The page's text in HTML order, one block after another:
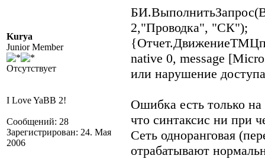
Kurya
Junior Member
Отсутствует
I Love YaBB 2!
Сообщений: 28
Зарегистрирован: 24. Мая
2006
2,"Проводка", "СК");
native 0, message
или нарушение доступа
Ошибка есть только
что синтаксис ни при
Сеть одноранговая
отрабатывают